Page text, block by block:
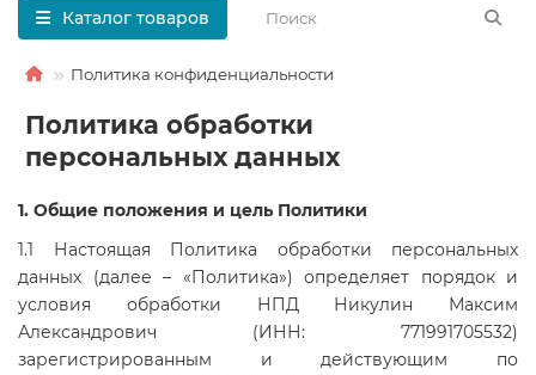
Каталог товаров
Политика конфиденциальности
Политика обработки
персональных данных
1. Общие положения и цель Политики
1.1 Настоящая Политика обработки персональных
данных (далее – «Политика») определяет порядок и
условия обработки НПД Никулин Максим
Александрович (ИНН: 771991705532)
зарегистрированным и действующим по